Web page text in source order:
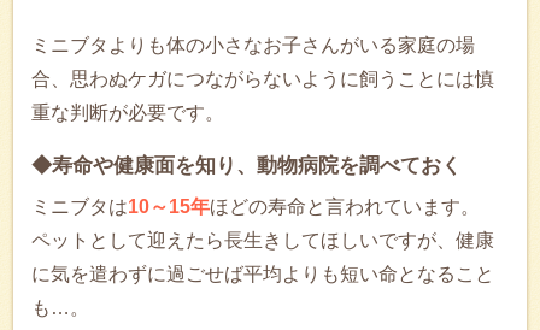
ミニブタよりも体の小さなお子さんがいる家庭の場
合、思わぬケガにつながらないように飼うことには慎
重な判断が必要です。
◆寿命や健康面を知り、動物病院を調べておく
ミニブタは10～15年ほどの寿命と言われています。
ペットとして迎えたら長生きしてほしいですが、健康
に気を遣わずに過ごせば平均よりも短い命となること
も…。